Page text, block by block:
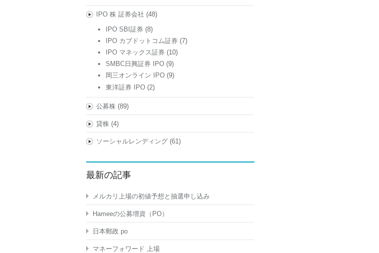
IPO 株 証券会社 (48)
IPO SBI証券 (8)
IPO カブドットコム証券 (7)
IPO マネックス証券 (10)
SMBC日興証券 IPO (9)
岡三オンライン IPO (9)
東洋証券 IPO (2)
公募株(89)
貸株(4)
ソーシャルレンディング(61)
最新の記事
メルカリ上場の初値予想と抽選申し込み
Hameeの公募増資（PO）
日本郵政 po
マネーフォワード 上場